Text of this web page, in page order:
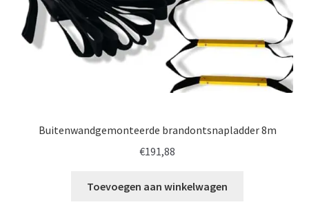
Buitenwandgemonteerde brandontsnapladder 8m
€191,88
Toevoegen aan winkelwagen